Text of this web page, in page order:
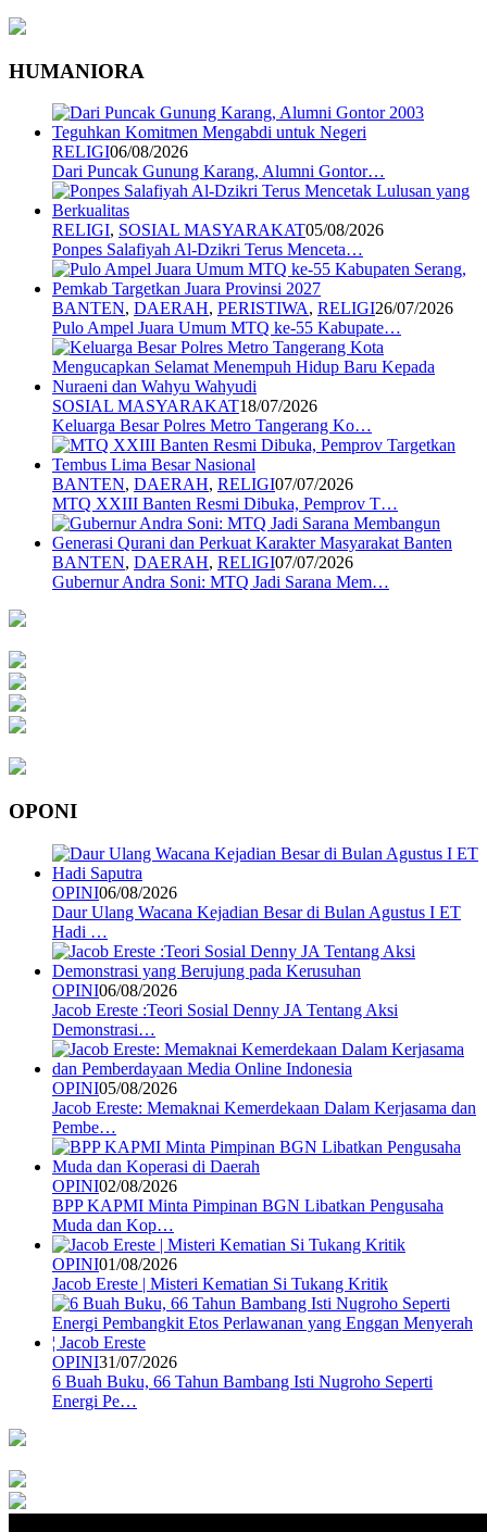
HUMANIORA
RELIGI06/08/2026
Dari Puncak Gunung Karang, Alumni Gontor…
RELIGI, SOSIAL MASYARAKAT05/08/2026
Ponpes Salafiyah Al-Dzikri Terus Menceta…
BANTEN, DAERAH, PERISTIWA, RELIGI26/07/2026
Pulo Ampel Juara Umum MTQ ke-55 Kabupate…
SOSIAL MASYARAKAT18/07/2026
Keluarga Besar Polres Metro Tangerang Ko…
BANTEN, DAERAH, RELIGI07/07/2026
MTQ XXIII Banten Resmi Dibuka, Pemprov T…
BANTEN, DAERAH, RELIGI07/07/2026
Gubernur Andra Soni: MTQ Jadi Sarana Mem…
OPONI
OPINI06/08/2026
Daur Ulang Wacana Kejadian Besar di Bulan Agustus I ET
Hadi …
OPINI06/08/2026
Jacob Ereste :Teori Sosial Denny JA Tentang Aksi
Demonstrasi…
OPINI05/08/2026
Jacob Ereste: Memaknai Kemerdekaan Dalam Kerjasama dan
Pembe…
OPINI02/08/2026
BPP KAPMI Minta Pimpinan BGN Libatkan Pengusaha
Muda dan Kop…
OPINI01/08/2026
Jacob Ereste | Misteri Kematian Si Tukang Kritik
OPINI31/07/2026
6 Buah Buku, 66 Tahun Bambang Isti Nugroho Seperti
Energi Pe…